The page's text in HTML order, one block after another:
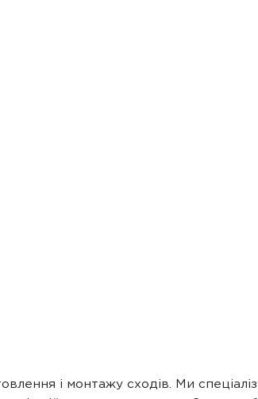
і монтажу сходів. Ми